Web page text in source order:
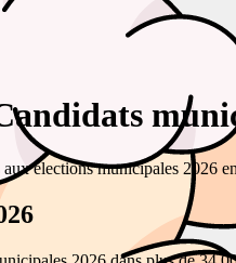
élections municipales 2026